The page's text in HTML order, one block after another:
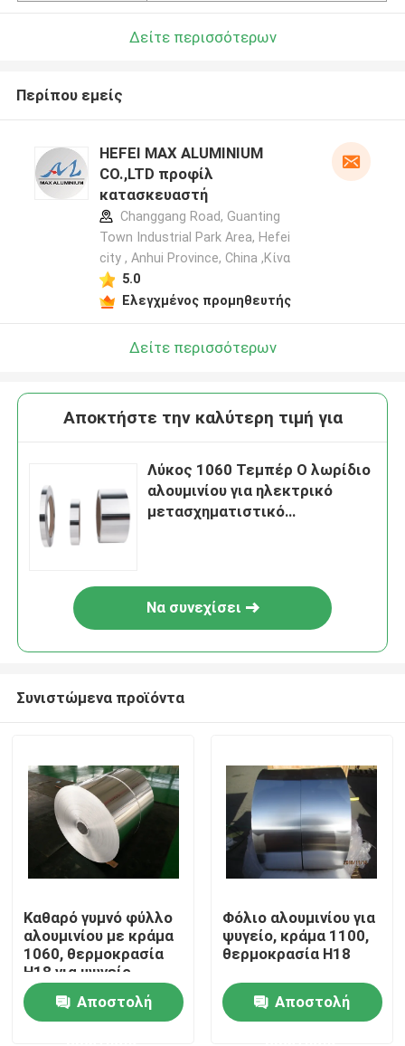
Σπίτι
Προϊόντα
Δείτε περισσότερων
Περίπου εμείς
HEFEI MAX ALUMINIUM
CO.,LTD προφίλ
κατασκευαστή
Changgang Road, Guanting
Town Industrial Park Area, Hefei
city , Anhui Province, China ,Κίνα
5.0
Ελεγχμένος προμηθευτής
Δείτε περισσότερων
Αποκτήστε την καλύτερη τιμή για
Λύκος 1060 Τεμπέρ Ο λωρίδιο
αλουμινίου για ηλεκτρικό
μετασχηματιστικό
Να συνεχίσει
Συνιστώμενα προϊόντα
Καθαρό γυμνό φύλλο
αλουμινίου με κράμα
1060, θερμοκρασία
H18 για ψυγείο
Αποστολή
Φόλιο αλουμινίου για
ψυγείο, κράμα 1100,
θερμοκρασία H18
Αποστολή